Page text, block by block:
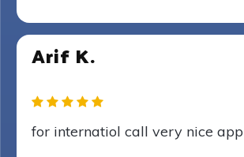
Arif K.
for internatiol call very nice app